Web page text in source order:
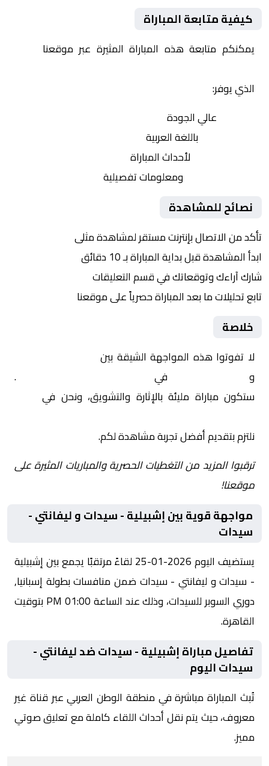
كيفية متابعة المباراة
يمكنكم متابعة هذه المباراة المثيرة عبر موقعنا
الذي يوفر:
عالي الجودة
باللغة العربية
لأحداث المباراة
ومعلومات تفصيلية
نصائح للمشاهدة
تأكد من الاتصال بإنترنت مستقر لمشاهدة مثلى
ابدأ المشاهدة قبل بداية المباراة بـ 10 دقائق
شارك آراءك وتوقعاتك في قسم التعليقات
تابع تحليلات ما بعد المباراة حصرياً على موقعنا
خلاصة
لا تفوتوا هذه المواجهة الشيقة بين
وليفانتي – سيدات في
.
ستكون مباراة مليئة بالإثارة والتشويق، ونحن في
نلتزم بتقديم أفضل تجربة مشاهدة لكم.
ترقبوا المزيد من التغطيات الحصرية والمباريات المثيرة على
موقعنا!
مواجهة قوية بين إشبيلية - سيدات و ليفانتي -
سيدات
يستضيف اليوم 2026-01-25 لقاءً مرتقبًا يجمع بين إشبيلية
- سيدات و ليفانتي - سيدات ضمن منافسات بطولة إسبانيا,
دوري السوبر للسيدات، وذلك عند الساعة 01:00 PM بتوقيت
القاهرة.
تفاصيل مباراة إشبيلية - سيدات ضد ليفانتي -
سيدات اليوم
تُبث المباراة مباشرة في منطقة الوطن العربي عبر قناة غير
معروف، حيث يتم نقل أحداث اللقاء كاملة مع تعليق صوتي
مميز.